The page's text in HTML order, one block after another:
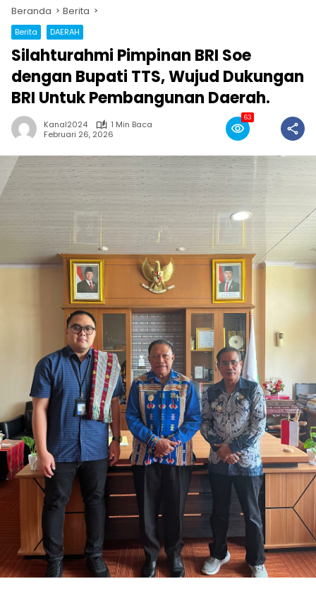
Beranda Berita
Berita DAERAH
Silahturahmi Pimpinan BRI Soe
dengan Bupati TTS, Wujud Dukungan
BRI Untuk Pembangunan Daerah.
Kanal2024
1 Min Baca
Februari 26, 2026
63